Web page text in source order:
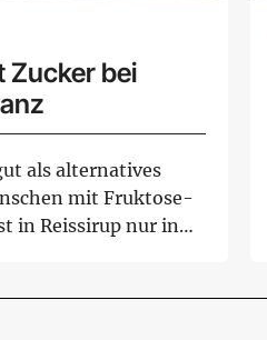
Zucker bei
als alternatives
mit Fruktose-
in Reissirup nur in